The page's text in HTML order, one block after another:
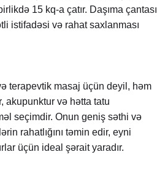
15 kq-a çatır. Daşıma çantası
istifadəsi və rahat saxlanması
terapevtik masaj üçün deyil, həm
akupunktur və hətta tatu
seçimdir. Onun geniş səthi və
rahatlığını təmin edir, eyni
üçün ideal şərait yaradır.